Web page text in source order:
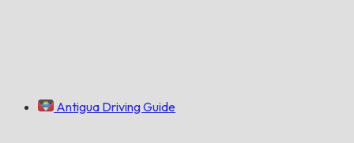
Antigua Driving Guide